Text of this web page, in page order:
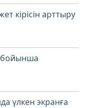
кірісін арттыру
бойынша
үлкен экранға